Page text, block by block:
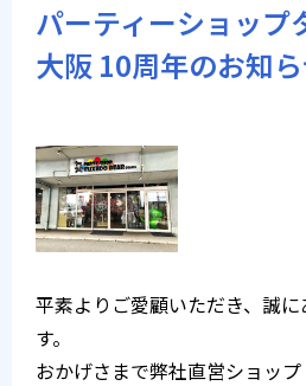
パーティーショップ
大阪 10周年のお知
平素よりご愛顧いただき、誠
す。
おかげさまで弊社直営ショップ